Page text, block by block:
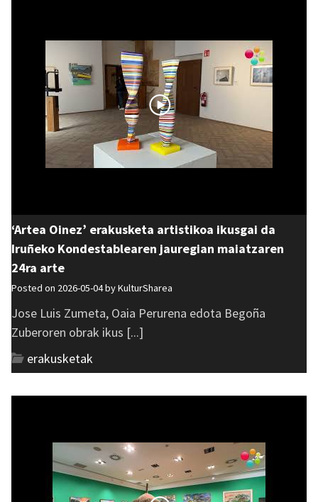
‘Artea Oinez’ erakusketa artistikoa ikusgai da
Iruñeko Kondestablearen jauregian maiatzaren
24ra arte
Posted on 2026-05-04 byKulturSharea
Jose Luis Zumeta, Oaia Perurena edota Begoña
Zuberoren obrak ikus [...]
erakusketak